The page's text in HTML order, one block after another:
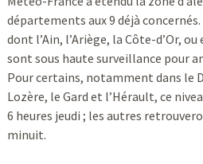
départements aux 9 déjà
dont l’Ain, l’Ariège, la Côte-d’Or,
sont sous haute surveillance pour
Pour certains, notamment dans le
Lozère, le Gard et l’Hérault, ce
6 heures jeudi ; les autres
minuit.